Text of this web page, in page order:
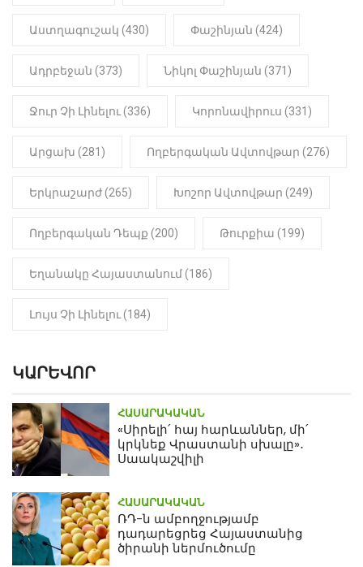
ԻՐԱԴԱՐՁԱՅԻՆ 22:01
մանկապղծության համար
մարմինը
Աստղագուշակ (430) Փաշինյան (424)
Ադրբեջան (373) Նիկոլ Փաշինյան (371)
Ջուր Չի Լինելու (336) Կորոնավիրուս (331)
Արցախ (281) Ողբերգական Ավտովթար (276)
Երկրաշարժ (265) Խոշոր Ավտովթար (249)
Ողբերգական Դեպք (200) Թուրքիա (199)
Եղանակը Հայաստանում (186)
Լույս Չի Լինելու (184)
ԿԱՐԵՎՈՐ
ՀԱՍԱՐԱԿԱԿԱՆ
«Սիրելի՛ հայ հարևաններ, մի՛
կրկնեք Վրաստանի սխալը»․
Սաակաշվիլի
ՀԱՍԱՐԱԿԱԿԱՆ
ՌԴ-ն ամբողջությամբ
դադարեցրեց Հայաստանից
ծիրանի ներմուծումը